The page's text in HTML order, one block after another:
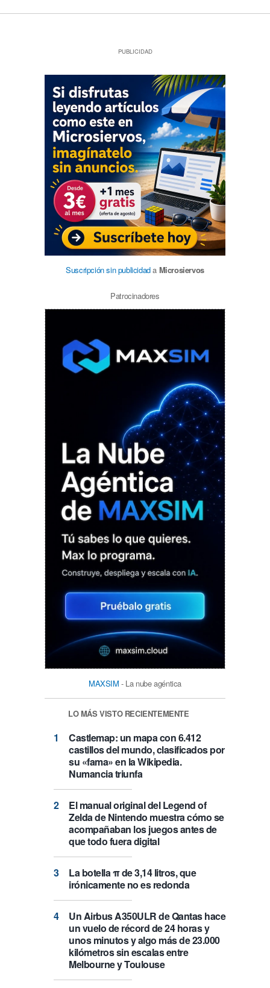
PUBLICIDAD
Suscripción sin publicidada Microsiervos
Patrocinadores
MAXSIM - La nube agéntica
LO MÁS VISTO RECIENTEMENTE
Castlemap: un mapa con 6.412
castillos del mundo, clasificados por
su «fama» en la Wikipedia.
Numancia triunfa
El manual original del Legend of
Zelda de Nintendo muestra cómo se
acompañaban los juegos antes de
que todo fuera digital
La botella π de 3,14 litros, que
irónicamente no es redonda
Un Airbus A350ULR de Qantas hace
un vuelo de récord de 24 horas y
unos minutos y algo más de 23.000
kilómetros sin escalas entre
Melbourne y Toulouse